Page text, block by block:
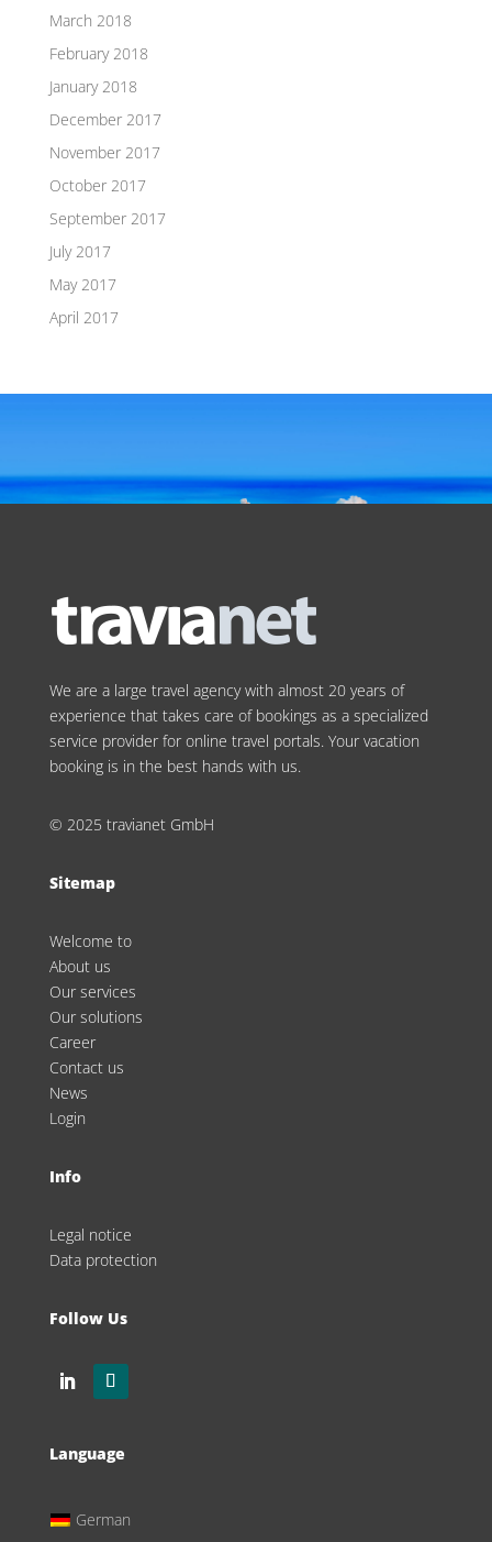
March 2018
February 2018
January 2018
December 2017
November 2017
October 2017
September 2017
July 2017
May 2017
April 2017
We are a large travel agency with almost 20 years of
experience that takes care of bookings as a specialized
service provider for online travel portals. Your vacation
booking is in the best hands with us.
© 2025 travianet GmbH
Sitemap
Welcome to
About us
Our services
Our solutions
Career
Contact us
News
Login
Info
Legal notice
Data protection
Follow Us
Language
German